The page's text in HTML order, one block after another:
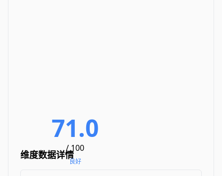
71.0
/ 100
良好
维度数据详情